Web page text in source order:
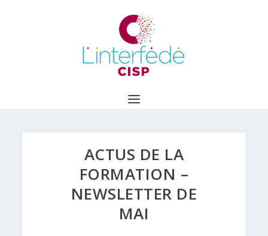
ACTUS DE LA
FORMATION –
NEWSLETTER DE
MAI